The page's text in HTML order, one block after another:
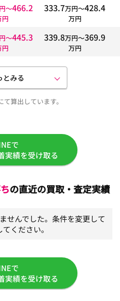
〜466.2
円
333.7万円〜428.4
万円
〜445.3
円
339.8万円〜369.9
万円
とみる
算出しています。
で
実績を受け取る
の直近の買取・査定実績
せんでした。条件を変更して
ください。
で
実績を受け取る